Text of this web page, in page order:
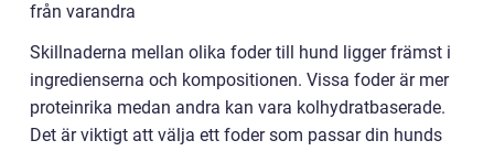
från varandra
Skillnaderna mellan olika foder till hund ligger främst i
ingredienserna och kompositionen. Vissa foder är mer
proteinrika medan andra kan vara kolhydratbaserade.
Det är viktigt att välja ett foder som passar din hunds